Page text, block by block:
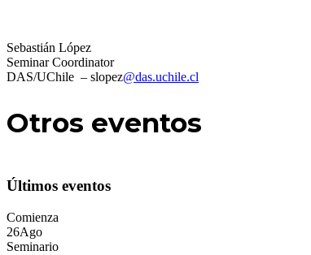
Sebastián López
Seminar Coordinator
DAS/UChile – slopez@das.uchile.cl
Otros eventos
Últimos eventos
Comienza
26Ago
Seminario